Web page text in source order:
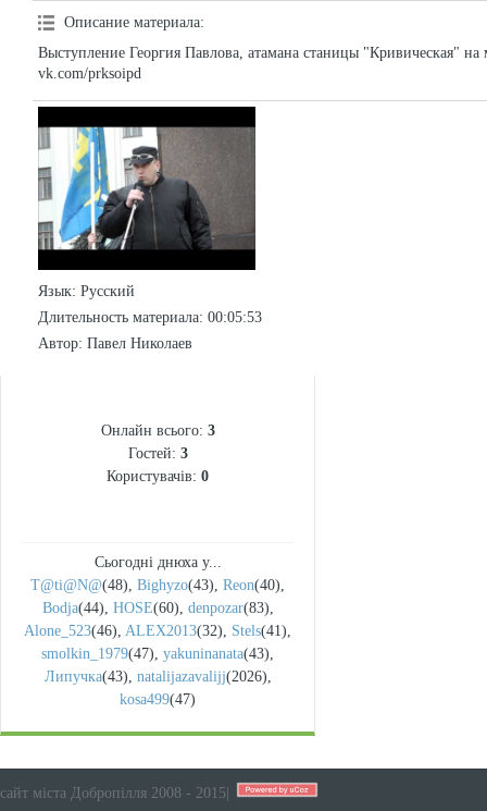
Описание материала:
Выступление Георгия Павлова, атамана станицы "Кривическая"
vk.com/prksoipd
Язык: Русский
Длительность материала: 00:05:53
Автор: Павел Николаев
Онлайн всього: 3
Гостей: 3
Користувачів: 0
Сьогодні днюха у...
T@ti@N@(48), Bighyzo(43), Reon(40),
Bodja(44), HOSE(60), denpozar(83),
Alone_523(46), ALEX2013(32), Stels(41),
smolkin_1979(47), yakuninanata(43),
Липучка(43), natalijazavalijj(2026),
kosa499(47)
сайт міста Добропілля 2008 - 2015